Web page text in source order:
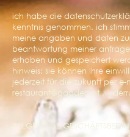
ich habe die
kenntnis genommen. ich
meine angaben und daten
beantwortung meiner
erhoben und gespeichert
hinweis: sie können Ihre
jederzeit für die zukunft per e-
restaurant@gaaden.at
ALLGEMEINE